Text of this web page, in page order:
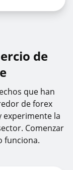
de
que han
de forex
experimente la
Comenzar
funciona.